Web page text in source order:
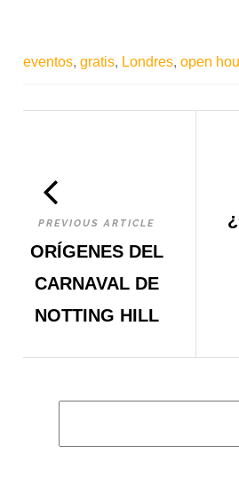
eventos,gratis, Londres,open
PREVIOUS ARTICLE
ORÍGENES DEL
CARNAVAL DE
NOTTING HILL